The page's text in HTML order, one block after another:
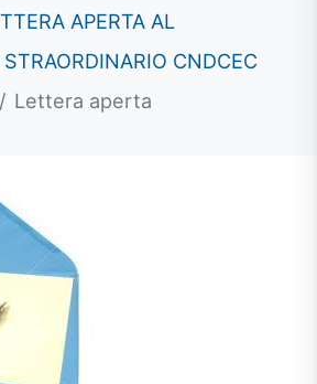
APERTA AL
CNDCEC
Lettera aperta